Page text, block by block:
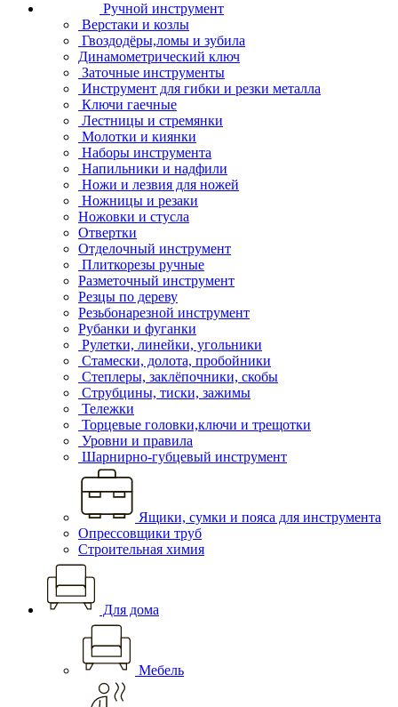
Ручной инструмент
Верстаки и козлы
Гвоздодёры,ломы и зубила
Динамометрический ключ
Заточные инструменты
Инструмент для гибки и резки металла
Ключи гаечные
Лестницы и стремянки
Молотки и киянки
Наборы инструмента
Напильники и надфили
Ножи и лезвия для ножей
Ножницы и резаки
Ножовки и стусла
Отвертки
Отделочный инструмент
Плиткорезы ручные
Разметочный инструмент
Резцы по дереву
Резьбонарезной инструмент
Рубанки и фуганки
Рулетки, линейки, угольники
Стамески, долота, пробойники
Степлеры, заклёпочники, скобы
Струбцины, тиски, зажимы
Тележки
Торцевые головки,ключи и трещотки
Уровни и правила
Шарнирно-губцевый инструмент
Ящики, сумки и пояса для инструмента
Опрессовщики труб
Строительная химия
Для дома
Мебель